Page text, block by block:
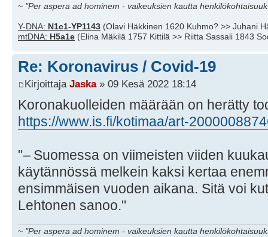
~ "Per aspera ad hominem - vaikeuksien kautta
Y-DNA: N1c1-YP1143 (Olavi Häkkinen 1620 Kuhmo? >> Juhani
mtDNA: H5a1e (Elina Mäkilä 1757 Kittilä >> Riitta Sassali 1843
Re: Koronavirus / Covid-19
Kirjoittaja Jaska» 09 Kesä 2022 18:14
Koronakuolleiden määrään on herätty
https://www.is.fi/kotimaa/art-
"– Suomessa on viimeisten viiden
käytännössä melkein kaksi kertaa
ensimmäisen vuoden aikana. Sitä voi
Lehtonen sanoo."
~ "Per aspera ad hominem - vaikeuksien kautta